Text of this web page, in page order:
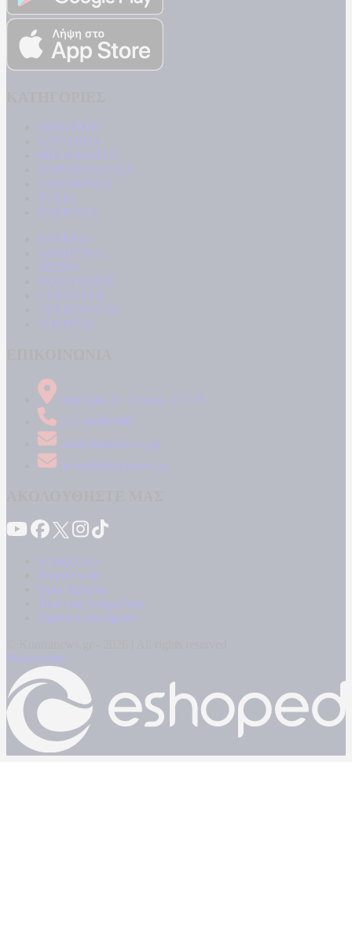
ΠΟΛΙΤΙΚΗ
ΚΟΙΝΩΝΙΑ
ΜΠΟΥΡΛΟΤΟ
ΠΑΡΑΠΟΛΙΤΙΚΑ
ΟΙΚΟΝΟΜΙΑ
ΥΓΕΙΑ
ΕΝΕΡΓΕΙΑ
ΚΟΣΜΟΣ
ΑΘΛΗΤΙΚΑ
MEDIA
ΠΟΛΙΤΙΣΜΟΣ
LIFESTYLE
ΤΕΧΝΟΛΟΓΙΑ
ΑΠΟΨΕΙΣ
Δήμητρος 31 Ταύρος, 177 78
210 34 89 000
info@kontranews.gr
news@kontranews.gr
Καταγγελίες
Επικοινωνία
Όροι Χρήσης
Πολιτική Απορρήτου
Κρατική Διαφήμιση
Powered by: